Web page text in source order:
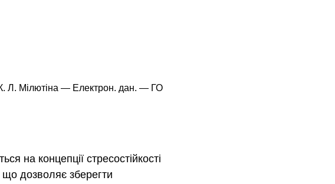
Л. Мілютіна — Електрон. дан. — ГО
на концепції стресостійкості
дозволяє зберегти